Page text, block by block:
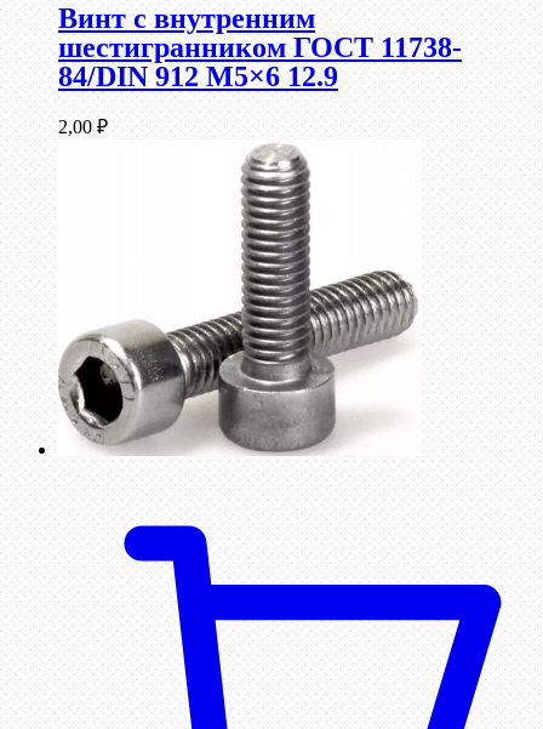
Винт c внутренним
шестигранником ГОСТ 11738-
84/DIN 912 М5×6 12.9
2,00 ₽